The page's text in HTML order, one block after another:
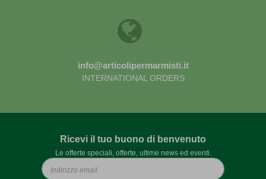
info@articolipermarmisti.it
INTERNATIONAL ORDERS
Ricevi il tuo buono di benvenuto
Le offerte speciali, offerte, ultime news ed eventi.